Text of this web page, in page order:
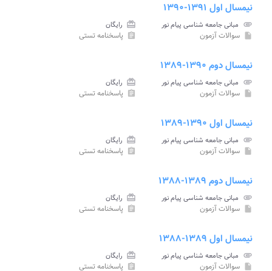
نیمسال اول ۱۳۹۱-۱۳۹۰
attachment مبانی جامعه شناسی پیام نور card_giftcard رایگان
insert_drive_file سوالات آزمون assignment پاسخنامه تستی
نیمسال دوم ۱۳۹۰-۱۳۸۹
attachment مبانی جامعه شناسی پیام نور card_giftcard رایگان
insert_drive_file سوالات آزمون assignment پاسخنامه تستی
نیمسال اول ۱۳۹۰-۱۳۸۹
attachment مبانی جامعه شناسی پیام نور card_giftcard رایگان
insert_drive_file سوالات آزمون assignment پاسخنامه تستی
نیمسال دوم ۱۳۸۹-۱۳۸۸
attachment مبانی جامعه شناسی پیام نور card_giftcard رایگان
insert_drive_file سوالات آزمون assignment پاسخنامه تستی
نیمسال اول ۱۳۸۹-۱۳۸۸
attachment مبانی جامعه شناسی پیام نور card_giftcard رایگان
insert_drive_file سوالات آزمون assignment پاسخنامه تستی